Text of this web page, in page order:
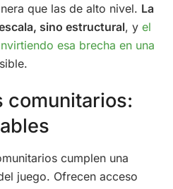
que las de alto nivel. La
sino estructural, y el
esa brecha en una
comunitarios:
cumplen una
juego. Ofrecen acceso